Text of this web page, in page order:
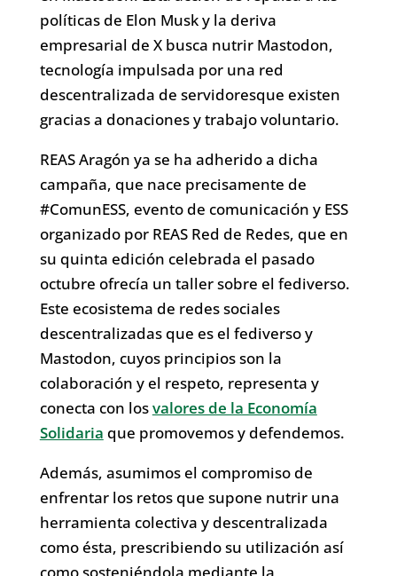
políticas de Elon Musk y la deriva
empresarial de X busca nutrir Mastodon,
tecnología impulsada por una red
descentralizada de servidoresque existen
gracias a donaciones y trabajo voluntario.
REAS Aragón ya se ha adherido a dicha
campaña, que nace precisamente de
#ComunESS, evento de comunicación y ESS
organizado por REAS Red de Redes, que en
su quinta edición celebrada el pasado
octubre ofrecía un taller sobre el fediverso.
Este ecosistema de redes sociales
descentralizadas que es el fediverso y
Mastodon, cuyos principios son la
colaboración y el respeto, representa y
conecta con losvalores de la Economía
Solidaria que promovemos y defendemos.
Además, asumimos el compromiso de
enfrentar los retos que supone nutrir una
herramienta colectiva y descentralizada
como ésta, prescribiendo su utilización así